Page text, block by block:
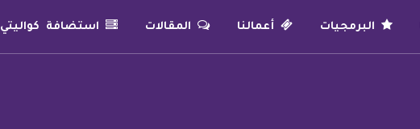
البرمجيات أعمالنا المقالات استضافة كواليتي